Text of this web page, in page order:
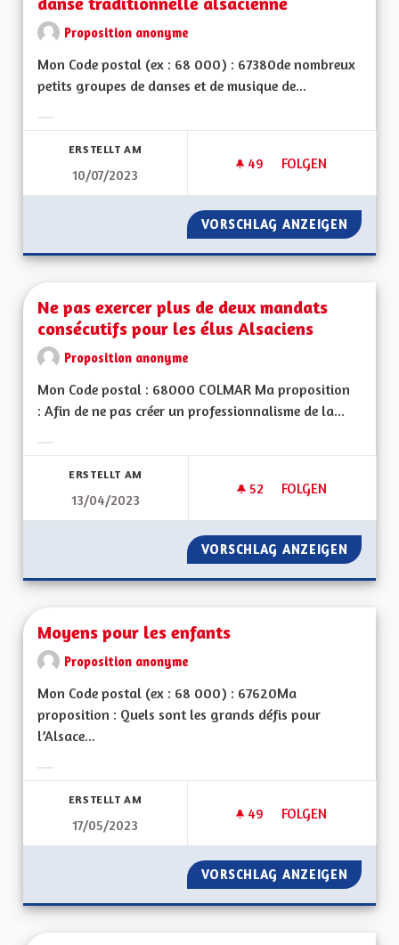
Proposition anonyme
Mon Code postal (ex : 68 000) : 67380de nombreux
petits groupes de danses et de musique de...
ERSTELLT AM
10/07/2023
49 49 FOLLOWER
FOLGEN
NE PAS LAISSER
VORSCHLAG ANZEIGEN NE
Ne pas exercer plus de deux mandats
consécutifs pour les élus Alsaciens
Proposition anonyme
Mon Code postal : 68000 COLMAR Ma proposition
: Afin de ne pas créer un professionnalisme de la...
ERSTELLT AM
13/04/2023
52 52 FOLLOWER
FOLGEN
NE PAS EXERCER
VORSCHLAG ANZEIGEN NE
Moyens pour les enfants
Proposition anonyme
Mon Code postal (ex : 68 000) : 67620Ma
proposition : Quels sont les grands défis pour
l’Alsace...
ERSTELLT AM
17/05/2023
49 49 FOLLOWER
FOLGEN
MOYENS POUR LES
VORSCHLAG ANZEIGEN